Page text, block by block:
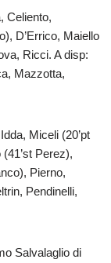
Celiento,
D’Errico, Maiello
Ricci. A disp:
Mazzotta,
Miceli (20’pt
Perez),
Pierno,
Pendinelli,
Salvalaglio di